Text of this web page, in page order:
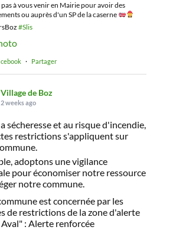
à vous venir en Mairie pour avoir des
ou auprès d'un SP de la caserne
#Slis
· Partager
Village de Boz
2 weeks ago
sécheresse et au risque d'incendie,
restrictions s'appliquent sur
adoptons une vigilance
pour économiser notre ressource
notre commune.
est concernée par les
de restrictions de la zone d'alerte
Aval" : Alerte renforcée